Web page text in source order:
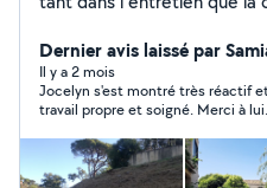
debroussaillage, tailles,
également bon bricoleur et
arc...
Dernier avis laissé par
Il y a 2 mois
Jocelyn s'est montré très réactif
travail propre et soigné. Merci à